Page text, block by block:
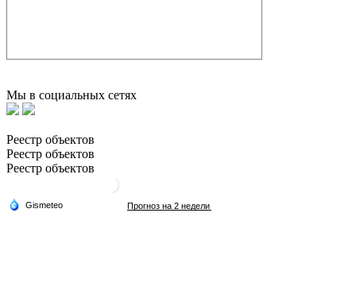
Мы в социальных сетях
Реестр объектов
Реестр объектов
Реестр объектов